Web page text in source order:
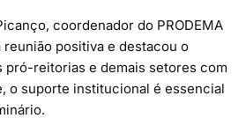
coordenador do PRODEMA
positiva e destacou o
pró-reitorias e demais setores com
o suporte institucional é essencial